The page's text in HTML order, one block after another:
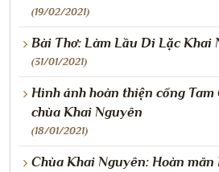
(19/02/2021)
Bài Thơ: Làm Lầu Di Lặc Khai
(31/01/2021)
Hình ảnh hoàn thiện cổng
chùa Khai Nguyên
(18/01/2021)
Chùa Khai Nguyên: Hoàn mãn